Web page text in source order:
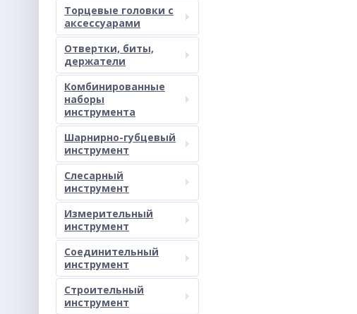
Торцевые головки с
аксессуарами
Отвертки, биты,
держатели
Комбинированные
наборы
инструмента
Шарнирно-губцевый
инструмент
Слесарный
инструмент
Измерительный
инструмент
Соединительный
инструмент
Строительный
инструмент